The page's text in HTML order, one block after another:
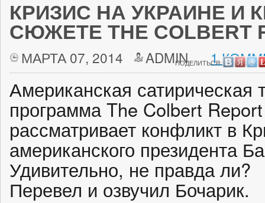
КРИЗИС НА УКРАИНЕ И
СЮЖЕТЕ THE COLBERT
МАРТА 07, 2014 ADMIN 1
ПОДЕЛИТЬСЯ:
Американская сатирическая
программа The Colbert
рассматривает конфликт в
американского президента
Удивительно, не правда ли?
Перевел и озвучил Бочарик.